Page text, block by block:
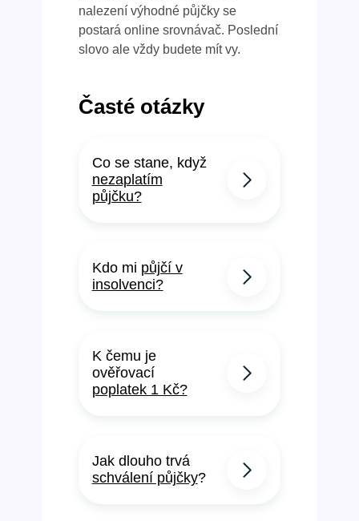
nalezení výhodné půjčky se
postará online srovnávač. Poslední
slovo ale vždy budete mít vy.
Časté otázky
Co se stane, když
nezaplatím
půjčku?
Kdo mi půjčí v
insolvenci?
K čemu je
ověřovací
poplatek 1 Kč?
Jak dlouho trvá
schválení půjčky?